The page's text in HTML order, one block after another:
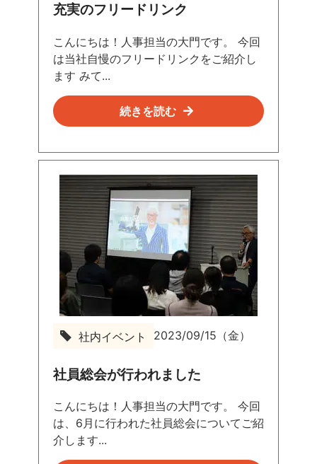
充実のフリードリンク
こんにちは！人事担当の大門です。 今回
は当社自慢のフリードリンクをご紹介し
ます みて...
続きを読む
社内イベント 2023/09/15（金）
社員総会が行われました
こんにちは！人事担当の大門です。 今回
は、6月に行われた社員総会についてご紹
介します...